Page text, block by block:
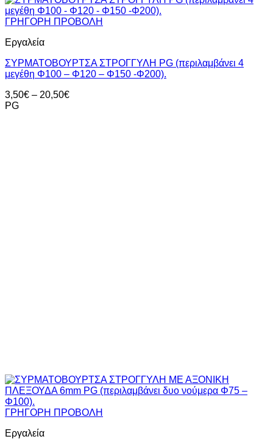
ΓΡΗΓΟΡΗ ΠΡΟΒΟΛΗ
Εργαλεία
ΣΥΡΜΑΤΟΒΟΥΡΤΣΑ ΣΤΡΟΓΓΥΛΗ PG (περιλαμβάνει 4
μεγέθη Φ100 – Φ120 – Φ150 -Φ200).
3,50€ – 20,50€Price
PG
ΓΡΗΓΟΡΗ ΠΡΟΒΟΛΗ
Εργαλεία